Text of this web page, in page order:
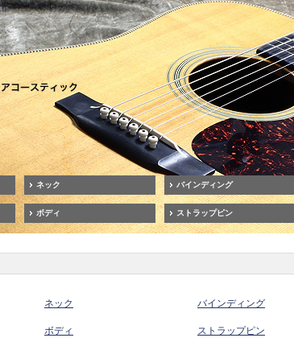
ネック バインディング
ボディ ストラップピン
ネック バインディング
ボディ ストラップピン